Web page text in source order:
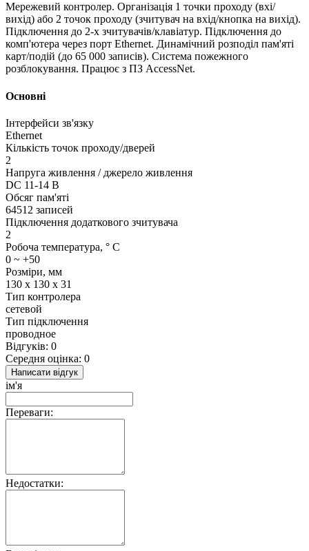
Мережевий контролер. Організація 1 точки проходу (вхі/
вихід) або 2 точок проходу (зчитувач на вхід/кнопка на вихід).
Підключення до 2-х зчитувачів/клавіатур. Підключення до
комп'ютера через порт Ethernet. Динамічний розподіл пам'яті
карт/подій (до 65 000 записів). Система пожежного
розблокування. Працює з ПЗ AccessNet.
Основні
Інтерфейси зв'язку
Ethernet
Кількість точок проходу/дверей
2
Напруга живлення / джерело живлення
DC 11-14 В
Обсяг пам'яті
64512 записей
Підключення додаткового зчитувача
2
Робоча температура, ° C
0 ~ +50
Розміри, мм
130 х 130 х 31
Тип контролера
сетевой
Тип підключення
проводное
Відгуків: 0
Середня оцінка: 0
Написати відгук
ім'я
Переваги:
Недостатки: